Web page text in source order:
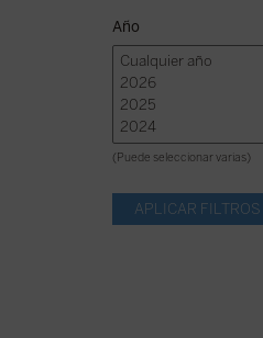
Año
(Puede seleccionar varias)